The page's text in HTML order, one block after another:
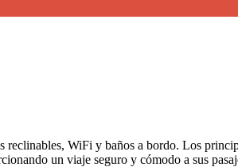
reclinables, WiFi y baños a bordo. Los
un viaje seguro y cómodo a sus